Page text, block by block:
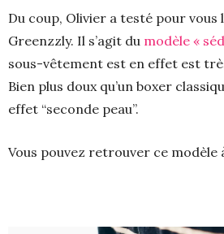
Du coup, Olivier a testé pour vous
Greenzzly. Il s’agit du modèle «
sous-vêtement est en effet est
Bien plus doux qu’un boxer
effet “seconde peau”.
Vous pouvez retrouver ce modèle